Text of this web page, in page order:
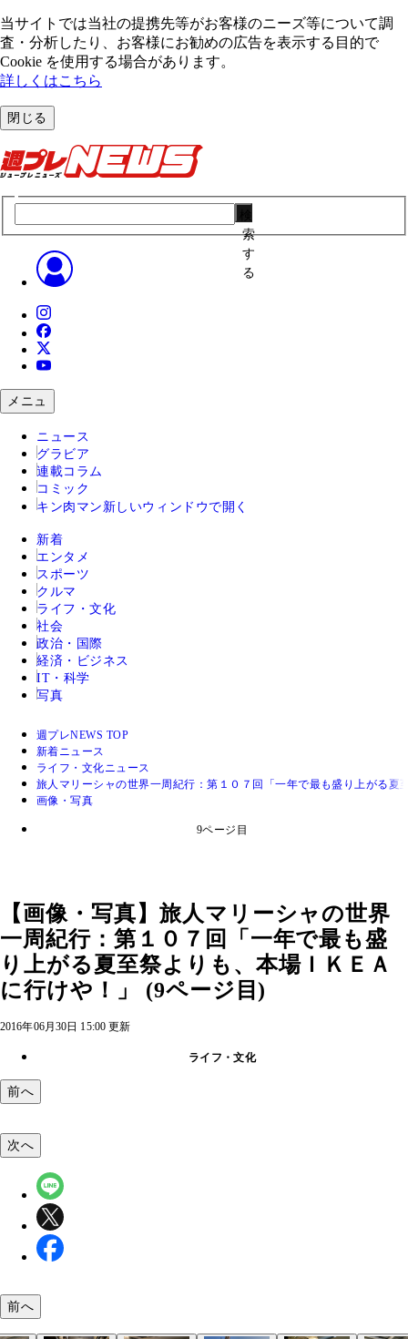
当サイトでは当社の提携先等がお客様のニーズ等について調
査・分析したり、お客様にお勧めの広告を表⽰する⽬的で
Cookie を使⽤する場合があります。
詳しくはこちら
閉じる
索
す
る
メニュ
ニュース
グラビア
連載コラム
コミック
キン肉マン 新しいウィンドウで開く
新着
エンタメ
スポーツ
クルマ
ライフ・文化
社会
政治・国際
経済・ビジネス
IT・科学
写真
週プレNEWS TOP
新着ニュース
ライフ・文化ニュース
旅人マリーシャの世界一周紀行：第１０７回「一年で最も盛り上がる夏
画像・写真
9ページ目
【画像・写真】旅人マリーシャの世界
一周紀行：第１０７回「一年で最も盛
り上がる夏至祭よりも、本場ＩＫＥＡ
に行けや！」 (9ページ目)
2016年06月30日 15:00 更新
ライフ・文化
前へ
次へ
前へ